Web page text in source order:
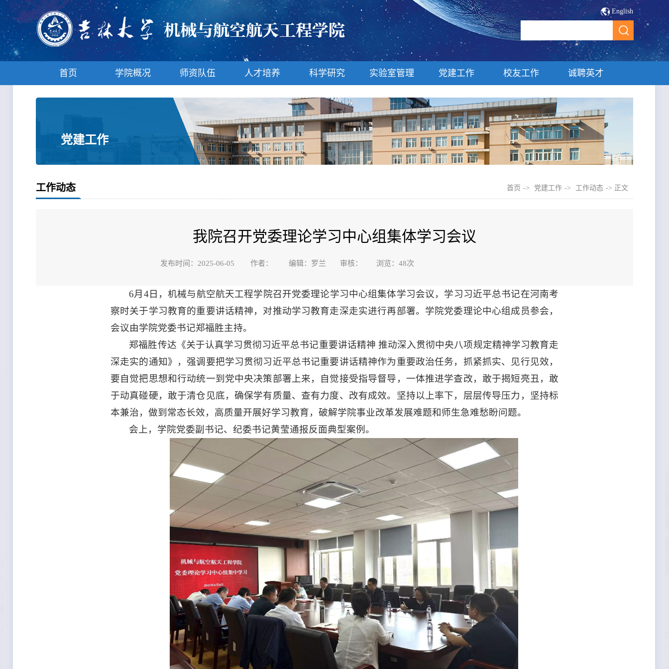
English
首页 学院概况 师资队伍 人才培养 科学研究 实验室管理 党建工作 校友工作 诚聘英才
党建工作
工作动态 首页 -> 党建工作 -> 工作动态 -> 正文
我院召开党委理论学习中心组集体学习会议
发布时间：2025-06-05 作者： 编辑：罗兰 审核： 浏览： 48次
6月4日，机械与航空航天工程学院召开党委理论学习中心组集体学习会议，学习习近平总书记在河南考
察时关于学习教育的重要讲话精神，对推动学习教育走深走实进行再部署。学院党委理论中心组成员参会，
会议由学院党委书记郑福胜主持。
郑福胜传达《关于认真学习贯彻习近平总书记重要讲话精神 推动深入贯彻中央八项规定精神学习教育走
深走实的通知》，强调要把学习贯彻习近平总书记重要讲话精神作为重要政治任务，抓紧抓实、见行见效，
要自觉把思想和行动统一到党中央决策部署上来，自觉接受指导督导，一体推进学查改，敢于揭短亮丑，敢
于动真碰硬，敢于清仓见底，确保学有质量、查有力度、改有成效。坚持以上率下，层层传导压力，坚持标
本兼治，做到常态长效，高质量开展好学习教育，破解学院事业改革发展难题和师生急难愁盼问题。
会上，学院党委副书记、纪委书记黄莹通报反面典型案例。